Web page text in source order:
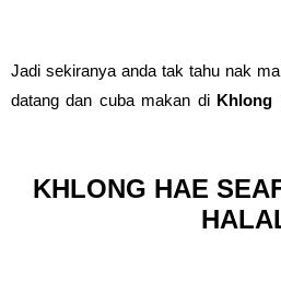
Jadi sekiranya anda tak tahu nak
datang dan cuba makan di Khlong
KHLONG HAE